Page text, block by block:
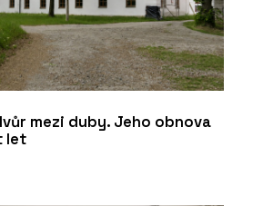
mezi duby. Jeho obnova
let